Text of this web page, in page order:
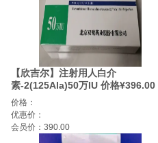
【欣吉尔】注射用人白介
素-2(125Ala)50万IU 价格¥396.00
买药店北京美信康年大药房 适应症
瘤病毒感染及免疫缺陷病
价格：
优惠价：
会员价：390.00